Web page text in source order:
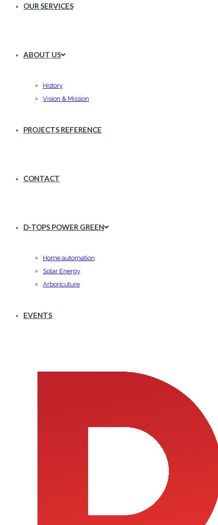
OUR SERVICES
ABOUT US
History
Vision & Mission
PROJECTS REFERENCE
CONTACT
D-TOPS POWER GREEN
Home automation
Solar Energy
Arboricuture
EVENTS